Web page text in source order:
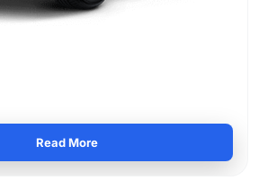
Read More